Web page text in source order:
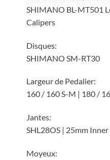
SHIMANO BL-MT501
Calipers
Disques:
SHIMANO SM-RT30
Largeur de Pedalier:
160 / 160 S-M | 180 /
Jantes:
SHL28OS | 25mm
Moyeux: